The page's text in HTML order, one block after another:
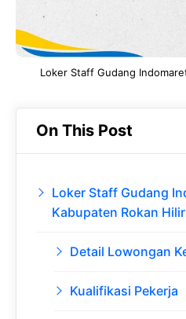
Loker Staff Gudang
On This Post
Loker Staff Gudang
Kabupaten Rokan Hilir
Detail Lowongan
Kualifikasi Pekerja